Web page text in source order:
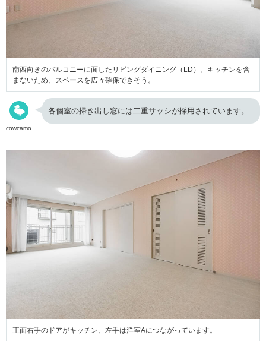
南西向きのバルコニーに面したリビングダイニング（LD）。キッチンを含
まないため、スペースを広々確保できそう。
cowcamo
各個室の掃き出し窓には二重サッシが採用されています。
正面右手のドアがキッチン、左手は洋室Aにつながっています。